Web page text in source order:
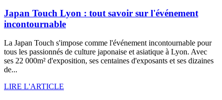
Japan Touch Lyon : tout savoir sur l'événement
incontournable
La Japan Touch s'impose comme l'événement incontournable pour
tous les passionnés de culture japonaise et asiatique à Lyon. Avec
ses 22 000m² d'exposition, ses centaines d'exposants et ses dizaines
de...
LIRE L'ARTICLE